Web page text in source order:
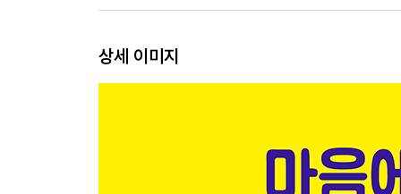
상세 이미지